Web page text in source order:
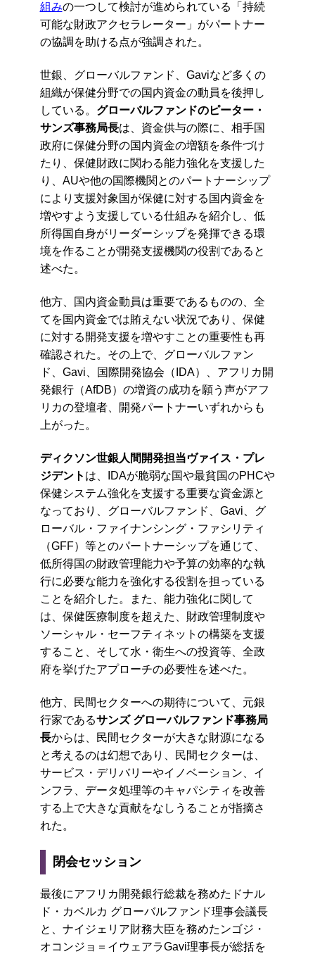
組みの一つして検討が進められている「持続
可能な財政アクセラレーター」がパートナー
の協調を助ける点が強調された。
世銀、グローバルファンド、Gaviなど多くの
組織が保健分野での国内資金の動員を後押し
している。 グローバルファンドのピーター・
サンズ事務局長は、資金供与の際に、相手国
政府に保健分野の国内資金の増額を条件づけ
たり、保健財政に関わる能力強化を支援した
り、AUや他の国際機関とのパートナーシップ
により支援対象国が保健に対する国内資金を
増やすよう支援している仕組みを紹介し、低
所得国自身がリーダーシップを発揮できる環
境を作ることが開発支援機関の役割であると
述べた。
他方、国内資金動員は重要であるものの、全
てを国内資金では賄えない状況であり、保健
に対する開発支援を増やすことの重要性も再
確認された。その上で、グローバルファン
ド、Gavi、国際開発協会（IDA）、アフリカ開
発銀行（AfDB）の増資の成功を願う声がアフ
リカの登壇者、開発パートナーいずれからも
上がった。
ディクソン世銀人間開発担当ヴァイス・プレ
ジデント は、IDAが脆弱な国や最貧国のPHCや
保健システム強化を支援する重要な資金源と
なっており、グローバルファンド、Gavi、グ
ローバル・ファイナンシング・ファシリティ
（GFF）等とのパートナーシップを通じて、
低所得国の財政管理能力や予算の効率的な執
行に必要な能力を強化する役割を担っている
ことを紹介した。また、能力強化に関して
は、保健医療制度を超えた、財政管理制度や
ソーシャル・セーフティネットの構築を支援
すること、そして水・衛生への投資等、全政
府を挙げたアプローチの必要性を述べた。
他方、民間セクターへの期待について、元銀
行家であるサンズ グローバルファンド事務局
長からは、民間セクターが大きな財源になる
と考えるのは幻想であり、民間セクターは、
サービス・デリバリーやイノベーション、イ
ンフラ、データ処理等のキャパシティを改善
する上で大きな貢献をなしうることが指摘さ
れた。
閉会セッション
最後にアフリカ開発銀行総裁を務めたドナル
ド・カベルカ グローバルファンド理事会議長
と、ナイジェリア財務大臣を務めたンゴジ・
オコンジョ＝イウェアラGavi理事長が総括を